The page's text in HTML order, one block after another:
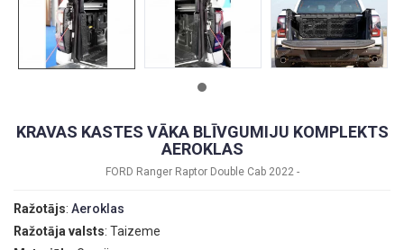
KRAVAS KASTES VĀKA BLĪVGUMIJU KOMPLEKTS
AEROKLAS
FORD Ranger Raptor Double Cab 2022 -
Ražotājs: Aeroklas
Ražotāja valsts: Taizeme